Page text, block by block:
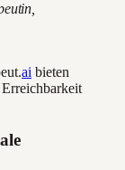
ai bieten